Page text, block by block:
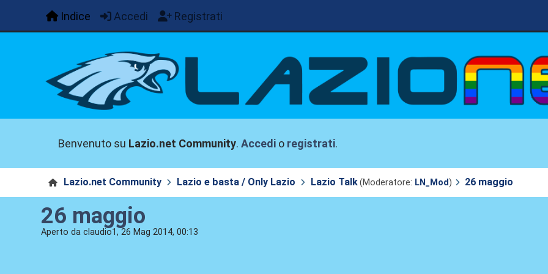
Indice Accedi Registrati
Benvenuto su Lazio.net Community.Accedi o registrati.
Lazio.net Community Lazio e basta / Only Lazio Lazio Talk(Moderatore: LN_Mod) 26 maggio
26 maggio
Aperto da claudio1, 26 Mag 2014, 00:13